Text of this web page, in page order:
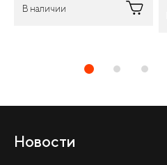
В наличии
Новости